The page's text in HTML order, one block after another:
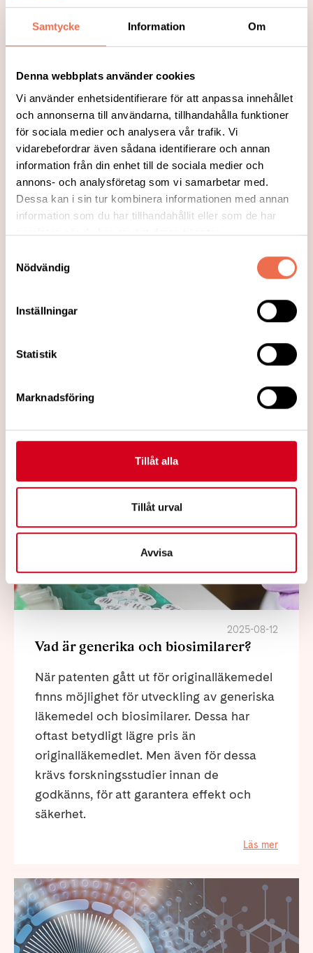
Samtycke Information Om
Denna webbplats använder cookies
Vi använder enhetsidentifierare för att anpassa innehållet
och annonserna till användarna, tillhandahålla funktioner
för sociala medier och analysera vår trafik. Vi
vidarebefordrar även sådana identifierare och annan
information från din enhet till de sociala medier och
annons- och analysföretag som vi samarbetar med.
Dessa kan i sin tur kombinera informationen med annan
information som du har tillhandahållit eller som de har
samlat in när du har använt deras tjänster.
Nödvändig
Inställningar
Statistik
Marknadsföring
Tillåt alla
Tillåt urval
Avvisa
2025-09-11
Peptider från probiotiska bakterier
visar lovande effekt mot TBE och
virus som orsakar sjukdomar hos
hämma virus som orsakar bland annat TBE
2025-08-12
Vad är generika och biosimilarer?
När patenten gått ut för originalläkemedel
finns möjlighet för utveckling av generiska
läkemedel och biosimilarer. Dessa har
oftast betydligt lägre pris än
originalläkemedlet. Men även för dessa
krävs forskningsstudier innan de
godkänns, för att garantera effekt och
säkerhet.
Läs mer